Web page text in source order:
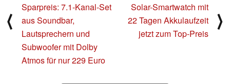
⟨
Sparpreis: 7.1-Kanal-Set
aus Soundbar,
Lautsprechern und
Subwoofer mit Dolby
Atmos für nur 229 Euro
Solar-Smartwatch mit
22 Tagen Akkulaufzeit
jetzt zum Top-Preis
⟩